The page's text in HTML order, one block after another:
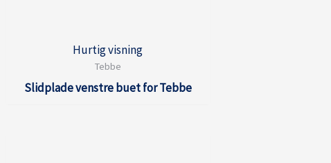
Hurtig visning
Tebbe
Slidplade venstre buet for Tebbe